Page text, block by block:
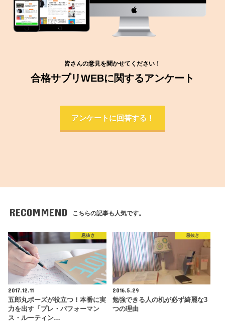
皆さんの意見を聞かせてください！
合格サプリWEBに関するアンケート
アンケートに回答する！
RECOMMEND こちらの記事も人気です。
息抜き
2017.12.11
五郎丸ポーズが役立つ！本番に実
力を出す「プレ・パフォーマン
ス・ルーティン…
息抜き
2016.5.29
勉強できる人の机が必ず綺麗な3
つの理由